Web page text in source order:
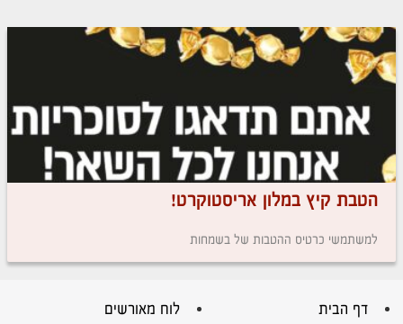
הטבת קיץ במלון אריסטוקרט!
למשתמשי כרטיס ההטבות של בשמחות
דף הבית לוח מאורשים